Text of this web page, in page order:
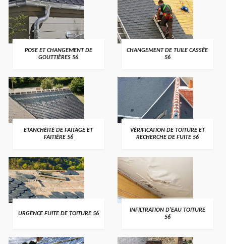
>
POSE ET CHANGEMENT DE
GOUTTIÈRES 56
>
CHANGEMENT DE TUILE CASSÉE
56
>
ETANCHÉITÉ DE FAITAGE ET
FAITIÈRE 56
>
VÉRIFICATION DE TOITURE ET
RECHERCHE DE FUITE 56
>
URGENCE FUITE DE TOITURE 56 >
INFILTRATION D'EAU TOITURE
56